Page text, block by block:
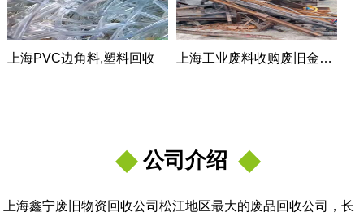
上海PVC边角料,塑料回收 上海工业废料收购废旧金属回收
公司介绍
上海鑫宁废旧物资回收公司松江地区最大的废品回收公司，长